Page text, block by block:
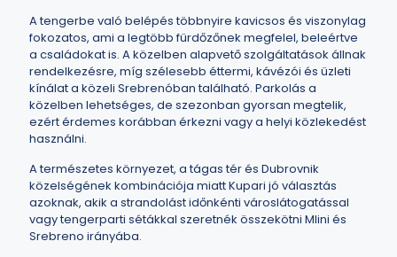
A tengerbe való belépés többnyire kavicsos és viszonylag
fokozatos, ami a legtöbb fürdőzőnek megfelel, beleértve
a családokat is. A közelben alapvető szolgáltatások állnak
rendelkezésre, míg szélesebb éttermi, kávézói és üzleti
kínálat a közeli Srebrenóban található. Parkolás a
közelben lehetséges, de szezonban gyorsan megtelik,
ezért érdemes korábban érkezni vagy a helyi közlekedést
használni.
A természetes környezet, a tágas tér és Dubrovnik
közelségének kombinációja miatt Kupari jó választás
azoknak, akik a strandolást időnkénti városlátogatással
vagy tengerparti sétákkal szeretnék összekötni Mlini és
Srebreno irányába.